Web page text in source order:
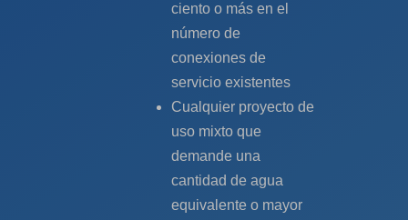
ciento o más en el
número de
conexiones de
servicio existentes
Cualquier proyecto de
uso mixto que
demande una
cantidad de agua
equivalente o mayor